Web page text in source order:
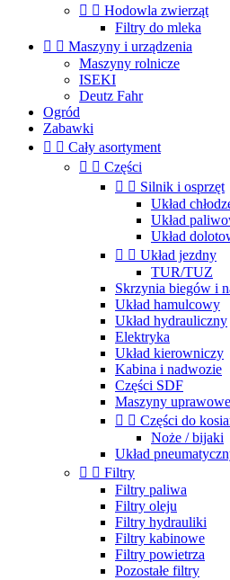
  Hodowla zwierząt
Filtry do mleka
  Maszyny i urządzenia
Maszyny rolnicze
ISEKI
Deutz Fahr
Ogród
Zabawki
  Cały asortyment
  Części
  Silnik i osprzęt
Układ
Układ
Układ
  Układ jezdny
TUR/TUZ
Skrzynia biegów i
Układ hamulcowy
Układ hydrauliczny
Elektryka
Układ kierowniczy
Kabina i nadwozie
Części SDF
Maszyny uprawowe
  Części do
Noże / bijaki
Układ
  Filtry
Filtry paliwa
Filtry oleju
Filtry hydrauliki
Filtry kabinowe
Filtry powietrza
Pozostałe filtry